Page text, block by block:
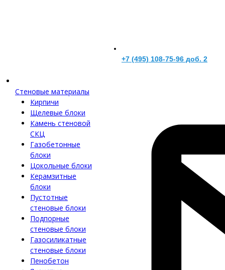
Стеновые материалы
Кирпичи
Щелевые блоки
Камень стеновой
СКЦ
Газобетонные
блоки
Цокольные блоки
Керамзитные
блоки
Пустотные
стеновые блоки
Подпорные
стеновые блоки
Газосиликатные
стеновые блоки
Пенобетон
+7 (495) 108-75-96 доб. 2